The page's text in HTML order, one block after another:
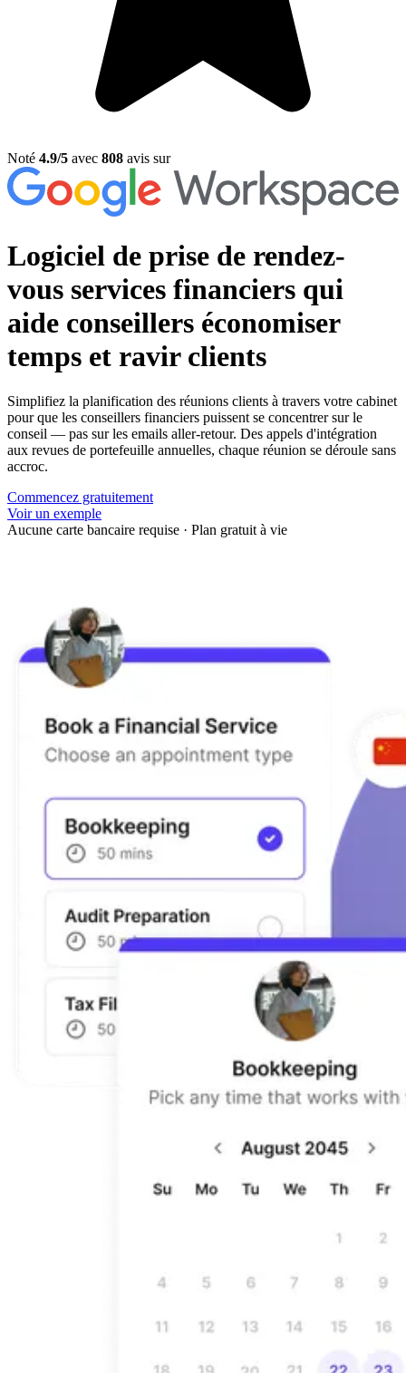
Noté 4.9/5 avec 808 avis sur
Logiciel de prise de rendez-
vous services financiers qui
aide conseillers économiser
temps et ravir clients
Simplifiez la planification des réunions clients à travers votre cabinet
pour que les conseillers financiers puissent se concentrer sur le
conseil — pas sur les emails aller-retour. Des appels d'intégration
aux revues de portefeuille annuelles, chaque réunion se déroule sans
accroc.
Commencez gratuitement
Voir un exemple
Aucune carte bancaire requise · Plan gratuit à vie